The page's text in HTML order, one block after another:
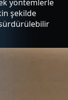
yöntemlerle
şekilde